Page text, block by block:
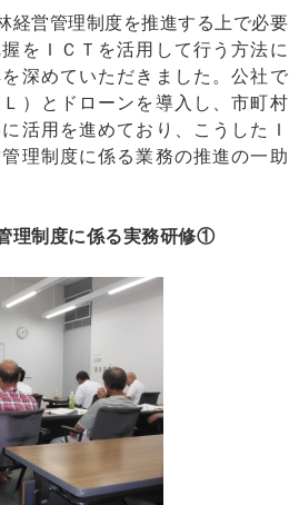
経営管理制度を推進する上で必要
をＩＣＴを活用して行う方法に
深めていただきました。公社で
）とドローンを導入し、市町村
活用を進めており、こうしたＩ
理制度に係る業務の推進の一助
理制度に係る実務研修①